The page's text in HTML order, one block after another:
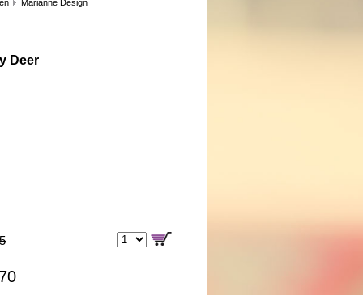
Marianne Design
Deer